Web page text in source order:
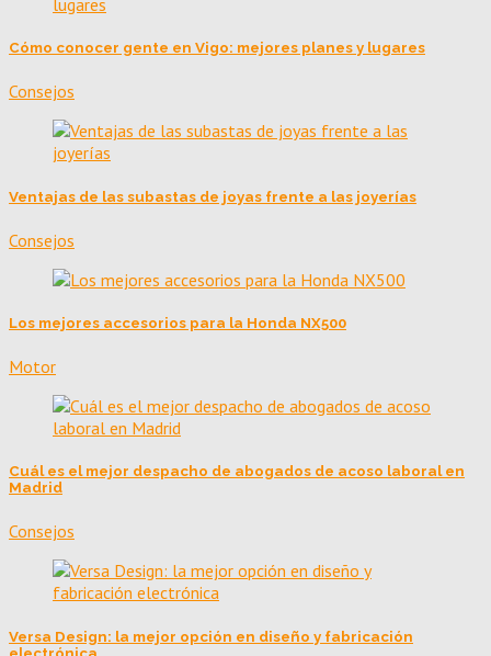
Cómo conocer gente en Vigo: mejores planes y lugares
Consejos
Ventajas de las subastas de joyas frente a las joyerías
Consejos
Los mejores accesorios para la Honda NX500
Motor
Cuál es el mejor despacho de abogados de acoso laboral en
Madrid
Consejos
Versa Design: la mejor opción en diseño y fabricación